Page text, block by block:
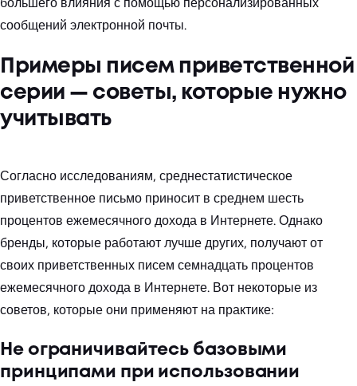
сообщений электронной почты.
Примеры писем приветственной
серии — советы, которые нужно
учитывать
Согласно исследованиям, среднестатистическое
приветственное письмо приносит в среднем шесть
процентов ежемесячного дохода в Интернете. Однако
бренды, которые работают лучше других, получают от
своих приветственных писем семнадцать процентов
ежемесячного дохода в Интернете. Вот некоторые из
советов, которые они применяют на практике:
Не ограничивайтесь базовыми
принципами при использовании